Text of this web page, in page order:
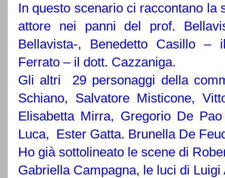
In questo scenario ci raccontano la
attore nei panni del prof.
Bellavista-, Benedetto Casillo –
Ferrato – il dott. Cazzaniga.
Gli altri
29 personaggi della
Schiano, Salvatore Misticone,
Elisabetta Mirra, Gregorio De
Luca, Ester Gatta. Brunella De
Ho già sottolineato le scene di
Gabriella Campagna, le luci di Luigi